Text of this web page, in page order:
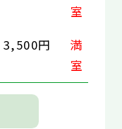
室
3,500円
満
室